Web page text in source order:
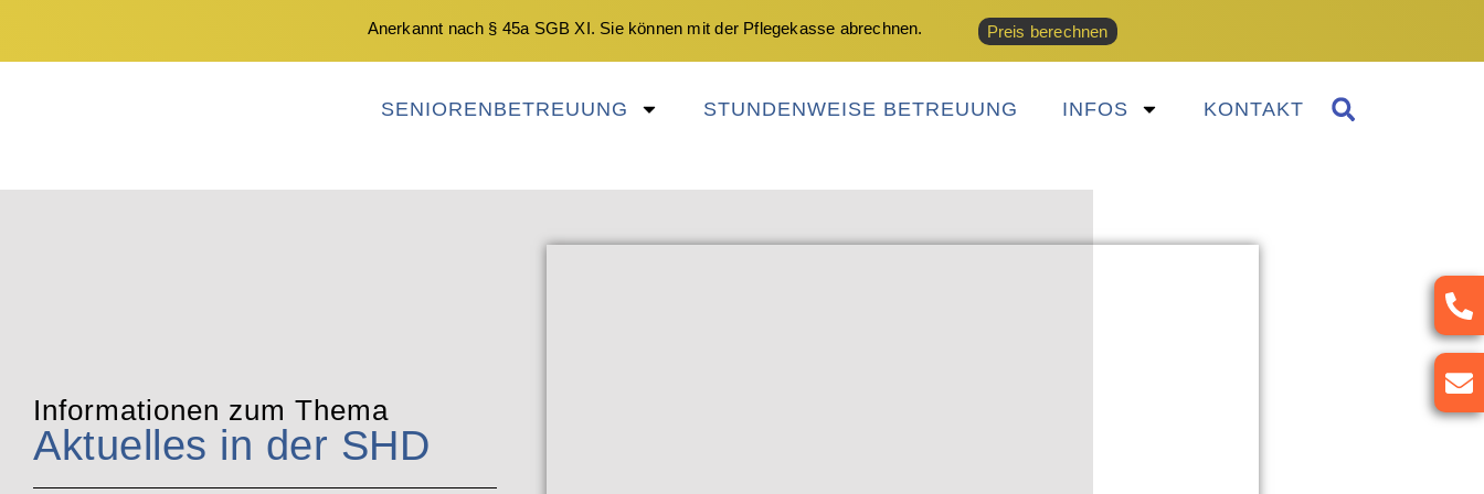
Anerkannt nach § 45a SGB XI. Sie können mit der Pflegekasse abrechnen. Preis berechnen
SENIORENBETREUUNG STUNDENWEISE BETREUUNG INFOS KONTAKT
Informationen zum Thema
Aktuelles in der SHD